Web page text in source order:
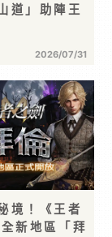
道」助陣王
2026/07/31
境！《王者
新地區「拜